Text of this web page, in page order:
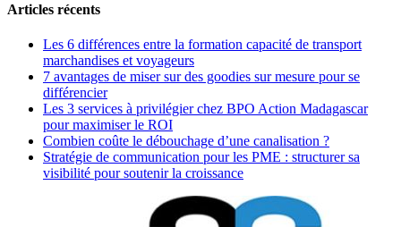
Articles récents
Les 6 différences entre la formation capacité de transport
marchandises et voyageurs
7 avantages de miser sur des goodies sur mesure pour se
différencier
Les 3 services à privilégier chez BPO Action Madagascar
pour maximiser le ROI
Combien coûte le débouchage d’une canalisation ?
Stratégie de communication pour les PME : structurer sa
visibilité pour soutenir la croissance